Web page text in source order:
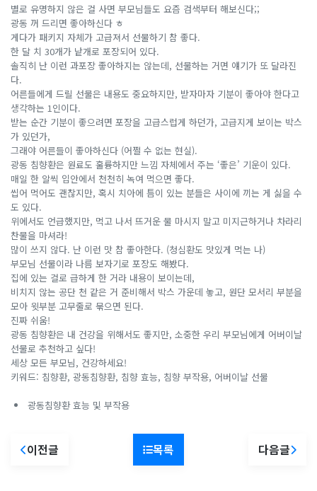
별로 유명하지 않은 걸 사면 부모님들도 요즘 검색부터 해보신다;;
광동 꺼 드리면 좋아하신다 ㅎ
게다가 패키지 자체가 고급져서 선물하기 참 좋다.
한 달 치 30개가 낱개로 포장되어 있다.
솔직히 난 이런 과포장 좋아하지는 않는데, 선물하는 거면 얘기가 또 달라진
다.
어른들에게 드릴 선물은 내용도 중요하지만, 받자마자 기분이 좋아야 한다고
생각하는 1인이다.
받는 순간 기분이 좋으려면 포장을 고급스럽게 하던가, 고급지게 보이는 박스
가 있던가,
그래야 어른들이 좋아하신다 (어쩔 수 없는 현실).
광동 침향환은 원료도 훌륭하지만 느낌 자체에서 주는 ‘좋은’ 기운이 있다.
매일 한 알씩 입안에서 천천히 녹여 먹으면 좋다.
씹어 먹어도 괜찮지만, 혹시 치아에 틈이 있는 분들은 사이에 끼는 게 싫을 수
도 있다.
위에서도 언급했지만, 먹고 나서 뜨거운 물 마시지 말고 미지근하거나 차라리
찬물을 마셔라!
많이 쓰지 않다. 난 이런 맛 참 좋아한다. (청심환도 맛있게 먹는 나)
부모님 선물이라 나름 보자기로 포장도 해봤다.
집에 있는 걸로 급하게 한 거라 내용이 보이는데,
비치지 않는 공단 천 같은 거 준비해서 박스 가운데 놓고, 원단 모서리 부분을
모아 윗부분 고무줄로 묶으면 된다.
진짜 쉬움!
광동 침향환은 내 건강을 위해서도 좋지만, 소중한 우리 부모님에게 어버이날
선물로 추천하고 싶다!
세상 모든 부모님, 건강하세요!
키워드: 침향환, 광동침향환, 침향 효능, 침향 부작용, 어버이날 선물
광동침향환 효능 및 부작용
이전글 목록 다음글